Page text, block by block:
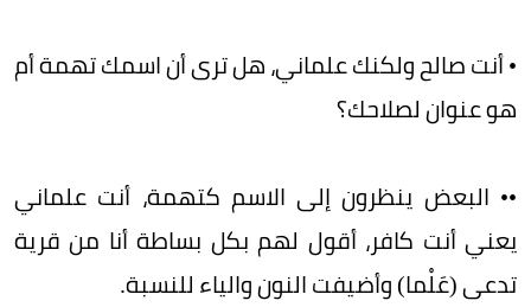
• أنت صالح ولكنك علماني، هل ترى أن اسمك تهمة أم
هو عنوان لصلاحك؟
•• البعض ينظرون إلى الاسم كتهمة، أنت علماني
يعني أنت كافر، أقول لهم بكل بساطة أنا من قرية
تدعى (عَلْما) وأضيفت النون والياء للنسبة.